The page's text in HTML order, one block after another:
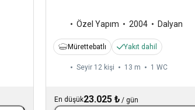
Özel Yapım 2004 Dalyan
Mürettebatlı Yakıt dahil
Seyir 12 kişi 13 m 1 WC
En düşük23.025 ₺/ gün